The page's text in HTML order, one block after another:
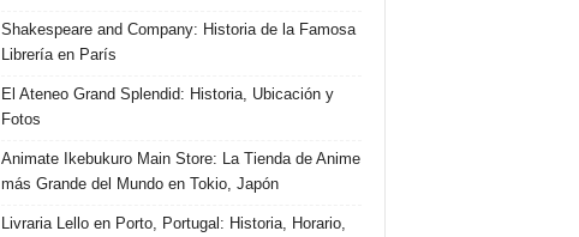
Shakespeare and Company: Historia de la Famosa
Librería en París
El Ateneo Grand Splendid: Historia, Ubicación y
Fotos
Animate Ikebukuro Main Store: La Tienda de Anime
más Grande del Mundo en Tokio, Japón
Livraria Lello en Porto, Portugal: Historia, Horario,